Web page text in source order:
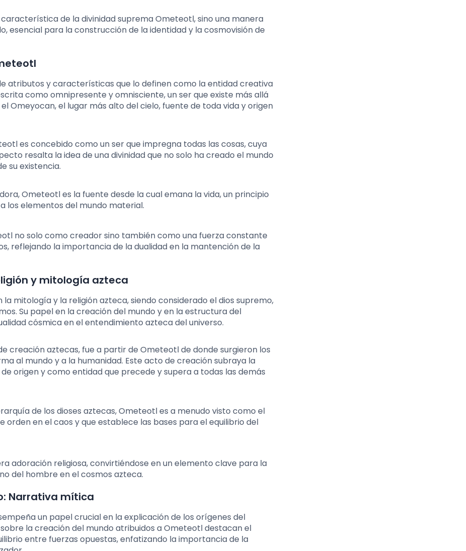
característica de la divinidad suprema Ometeotl, sino una manera
esencial para la construcción de la identidad y la cosmovisión de
atributos y características que lo definen como la entidad creativa
como omnipresente y omnisciente, un ser que existe más allá
Omeyocan, el lugar más alto del cielo, fuente de toda vida y origen
es concebido como un ser que impregna todas las cosas, cuya
resalta la idea de una divinidad que no solo ha creado el mundo
su existencia.
Ometeotl es la fuente desde la cual emana la vida, un principio
los elementos del mundo material.
no solo como creador sino también como una fuerza constante
reflejando la importancia de la dualidad en la mantención de la
y mitología azteca
mitología y la religión azteca, siendo considerado el dios supremo,
Su papel en la creación del mundo y en la estructura del
cósmica en el entendimiento azteca del universo.
creación aztecas, fue a partir de Ometeotl de donde surgieron los
al mundo y a la humanidad. Este acto de creación subraya la
origen y como entidad que precede y supera a todas las demás
de los dioses aztecas, Ometeotl es a menudo visto como el
orden en el caos y que establece las bases para el equilibrio del
adoración religiosa, convirtiéndose en un elemento clave para la
del hombre en el cosmos azteca.
Narrativa mítica
un papel crucial en la explicación de los orígenes del
la creación del mundo atribuidos a Ometeotl destacan el
entre fuerzas opuestas, enfatizando la importancia de la